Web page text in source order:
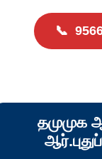
📞
தமுமுக